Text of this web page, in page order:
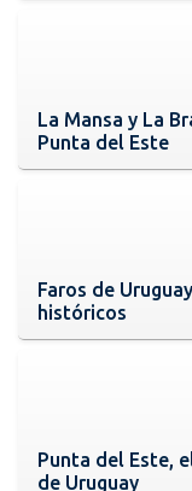
La Mansa y La
Punta del Este
Faros de
históricos
Punta del Este,
de Uruguay